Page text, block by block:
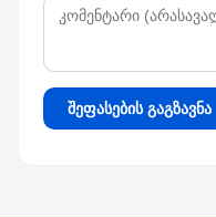
შეფასების გაგზავნა